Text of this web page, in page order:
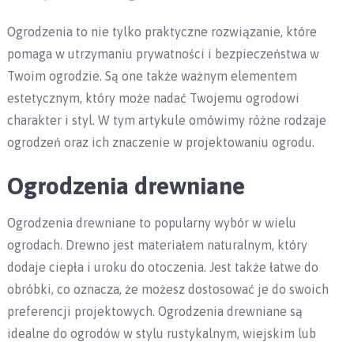
Ogrodzenia to nie tylko praktyczne rozwiązanie, które
pomaga w utrzymaniu prywatności i bezpieczeństwa w
Twoim ogrodzie. Są one także ważnym elementem
estetycznym, który może nadać Twojemu ogrodowi
charakter i styl. W tym artykule omówimy różne rodzaje
ogrodzeń oraz ich znaczenie w projektowaniu ogrodu.
Ogrodzenia drewniane
Ogrodzenia drewniane to popularny wybór w wielu
ogrodach. Drewno jest materiałem naturalnym, który
dodaje ciepła i uroku do otoczenia. Jest także łatwe do
obróbki, co oznacza, że możesz dostosować je do swoich
preferencji projektowych. Ogrodzenia drewniane są
idealne do ogrodów w stylu rustykalnym, wiejskim lub